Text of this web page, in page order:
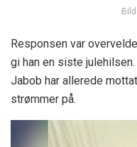
Responsen var
gi han en siste julehilsen.
Jabob har allerede
strømmer på.